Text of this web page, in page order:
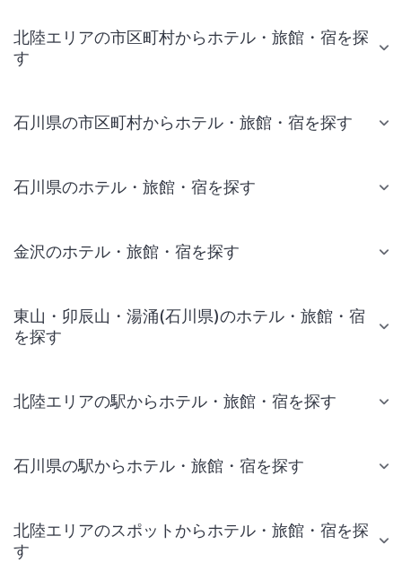
北陸エリアの市区町村からホテル・旅館・宿を探
す
石川県の市区町村からホテル・旅館・宿を探す
石川県のホテル・旅館・宿を探す
金沢のホテル・旅館・宿を探す
東山・卯辰山・湯涌(石川県)のホテル・旅館・宿
を探す
北陸エリアの駅からホテル・旅館・宿を探す
石川県の駅からホテル・旅館・宿を探す
北陸エリアのスポットからホテル・旅館・宿を探
す